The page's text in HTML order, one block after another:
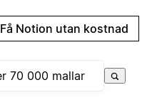
Få Notion utan kostnad